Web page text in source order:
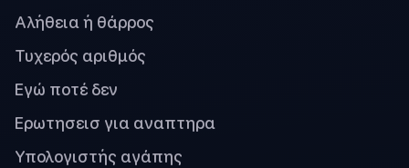
Αλήθεια ή θάρρος
Τυχερός αριθμός
Εγώ ποτέ δεν
Ερωτησεισ για αναπτηρα
Υπολογιστής αγάπης